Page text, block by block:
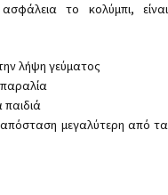
το κολύμπι, είναι
λήψη γεύματος
παιδιά
μεγαλύτερη από τα